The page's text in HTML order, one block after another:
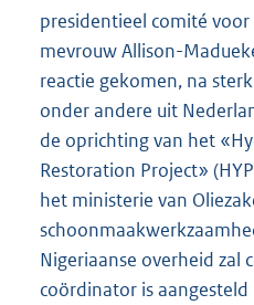
presidentieel comité
mevrouw Allison-
reactie gekomen, na
onder andere uit
de oprichting van het
Restoration Project»
het ministerie van
Nigeriaanse overheid zal
coördinator is